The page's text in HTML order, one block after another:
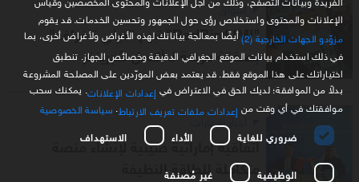
أسواق
"RedBird IMI" تبيع "ديلي تلغراف"
بصفقة مربحة لـ أكسل شبرينغر
أخبار الإمارات
اتفاقية إماراتية صينية لإنشاء منصة
متكاملة للطاقة النظيفة
الإعلانات والمحتوى واستخلاص رؤى حول الجمهور وتحسين الخدمات. قد يقوم
مزوّدو الجهات الخارجية (2)
أيضًا بمعالجة بياناتك لهذه الأغراض ولأغراض أخرى، بما
في ذلك استخدام بيانات الموقع الجغرافي الدقيقة وخصائص الجهاز. تنطبق
اختياراتك على هذا الموقع فقط. قد يعتمد بعض المورّدين على المصلحة المشروعة
بدلاً من الموافقة؛ لديك الحق في الاعتراض في إعدادات الإعلانات . يمكنك سحب
موافقتك في أي وقت من إعدادات ملفات تعريف الارتباط سياسة الخصوصية
ضروري للغاية
الأداء الاستهداف
الوظيفية غير مُصنفة